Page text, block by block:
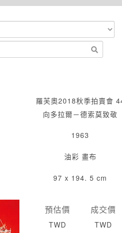
羅芙奧2018秋季拍賣會
向多拉爾－德索莫致敬
1963
油彩 畫布
97 x 194. 5 cm
預估價
TWD
成交價
TWD